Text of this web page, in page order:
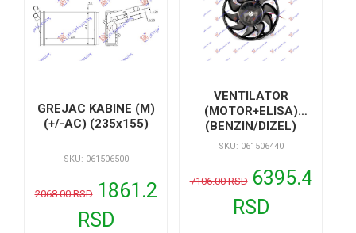
GREJAC KABINE (M)
(+/-AC) (235x155)
SKU: 061506500
2068.00 RSD 1861.2
RSD
VENTILATOR
(MOTOR+ELISA)
(BENZIN/DIZEL)
SKU: 061506440
7106.00 RSD 6395.4
RSD